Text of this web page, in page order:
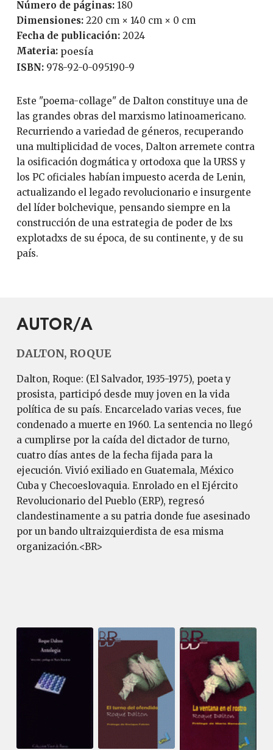
Número de páginas: 180
Dimensiones: 220 cm × 140 cm × 0 cm
Fecha de publicación:
2024
Materia: poesía
ISBN: 978-92-0-095190-9
Este "poema-collage" de Dalton constituye una de
las grandes obras del marxismo latinoamericano.
Recurriendo a variedad de géneros, recuperando
una multiplicidad de voces, Dalton arremete contra
la osificación dogmática y ortodoxa que la URSS y
los PC oficiales habían impuesto acerda de Lenin,
actualizando el legado revolucionario e insurgente
del líder bolchevique, pensando siempre en la
construcción de una estrategia de poder de lxs
explotadxs de su época, de su continente, y de su
país.
AUTOR/A
DALTON, ROQUE
Dalton, Roque: (El Salvador, 1935-1975), poeta y
prosista, participó desde muy joven en la vida
política de su país. Encarcelado varias veces, fue
condenado a muerte en 1960. La sentencia no llegó
a cumplirse por la caída del dictador de turno,
cuatro días antes de la fecha fijada para la
ejecución. Vivió exiliado en Guatemala, México
Cuba y Checoeslovaquia. Enrolado en el Ejército
Revolucionario del Pueblo (ERP), regresó
clandestinamente a su patria donde fue asesinado
por un bando ultraizquierdista de esa misma
organización.<BR>